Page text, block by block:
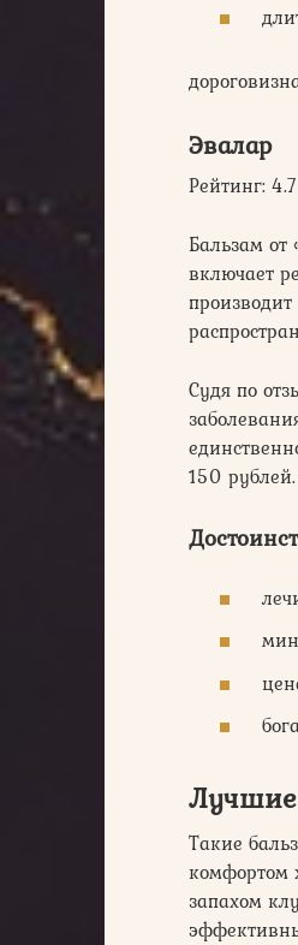
Эвалар
Рейтинг: 4.7
Бальзам от
включает
Судя по
150 рублей.
Такие
комфортом
запахом